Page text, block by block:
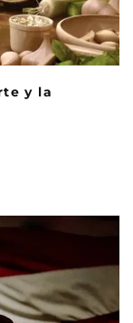
y la